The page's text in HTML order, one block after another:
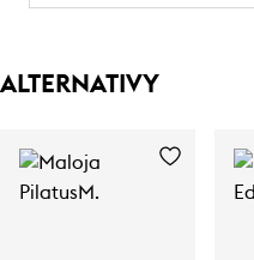
ALTERNATIVY